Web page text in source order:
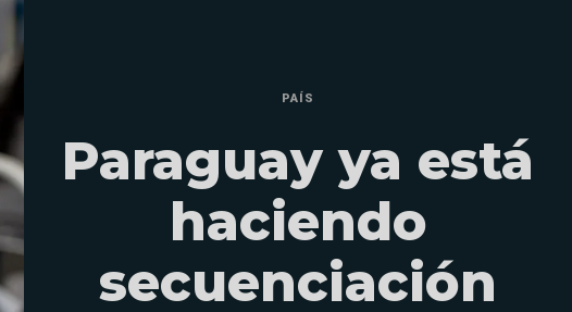
PAÍS
Paraguay ya está
haciendo
secuenciación